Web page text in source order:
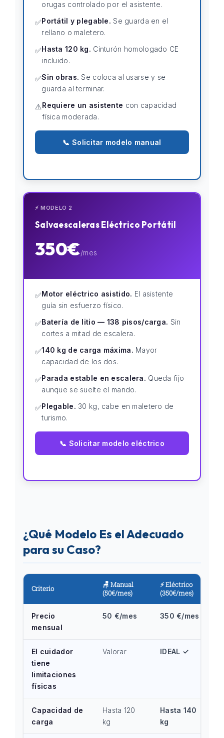
orugas controlado por el asistente.
✅Portátil y plegable. Se guarda en el
rellano o maletero.
✅Hasta 120 kg. Cinturón homologado CE
incluido.
✅Sin obras. Se coloca al usarse y se
guarda al terminar.
⚠️Requiere un asistente con capacidad
física moderada.
📞 Solicitar modelo manual
⚡ MODELO 2
Salvaescaleras Eléctrico Portátil
350€/mes
✅Motor eléctrico asistido. El asistente
guía sin esfuerzo físico.
✅Batería de litio — 138 pisos/carga. Sin
cortes a mitad de escalera.
✅140 kg de carga máxima. Mayor
capacidad de los dos.
✅Parada estable en escalera. Queda fijo
aunque se suelte el mando.
✅Plegable. 30 kg, cabe en maletero de
turismo.
📞 Solicitar modelo eléctrico
¿Qué Modelo Es el Adecuado
para su Caso?
Criterio
🪑 Manual
(50€/mes)
⚡ Eléctrico
(350€/mes)
Precio
mensual
50 €/mes 350 €/mes
El cuidador
tiene
limitaciones
físicas
Valorar IDEAL ✓
Capacidad de
carga
Hasta 120
kg
Hasta 140
kg